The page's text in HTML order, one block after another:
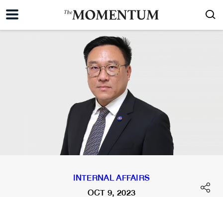
INTERNAL AFFAIRS
OCT 9, 2023